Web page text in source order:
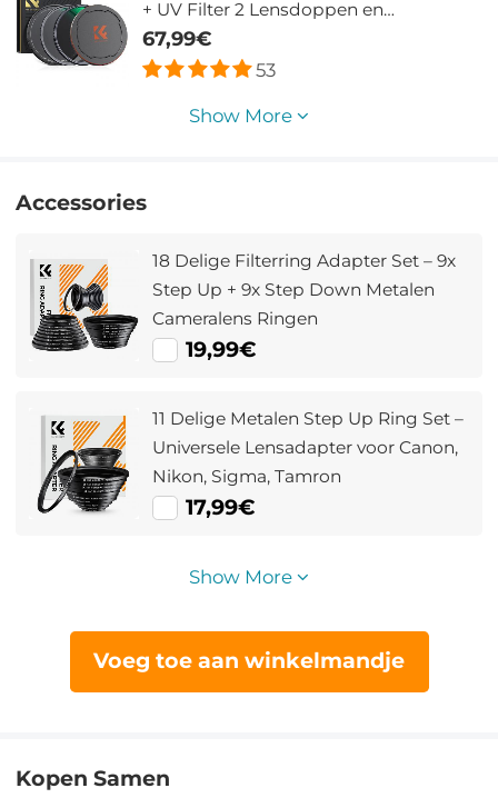
+ UV Filter 2 Lensdoppen en
Opbergtas, 28 Lagen Antireflecterende
Nanocoating HD Waterdicht
Krasbestendig Nano Xcel Serie
67,99€
53
Show More
Accessories
18 Delige Filterring Adapter Set – 9x
Step Up + 9x Step Down Metalen
Cameralens Ringen
19,99€
11 Delige Metalen Step Up Ring Set –
Universele Lensadapter voor Canon,
Nikon, Sigma, Tamron
17,99€
Show More
Voeg toe aan winkelmandje
Kopen Samen